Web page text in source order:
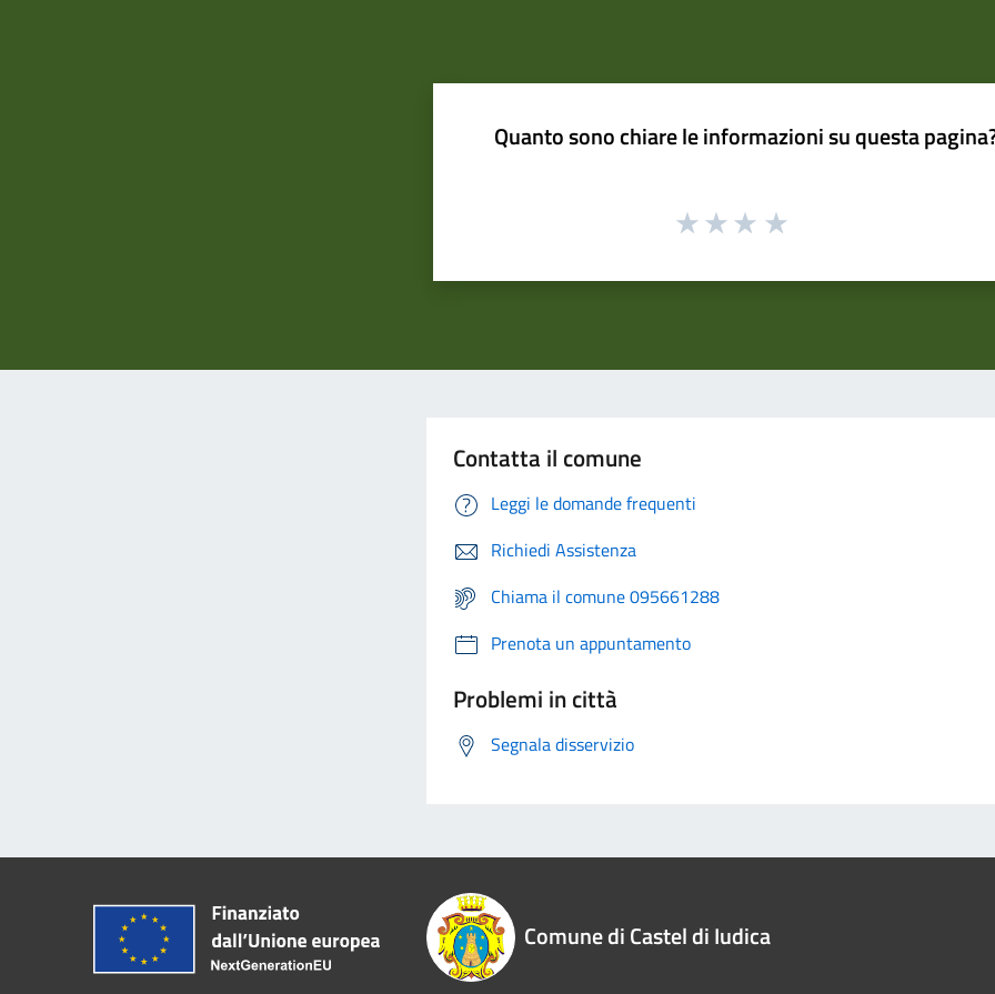
Quanto sono chiare le informazioni su questa
Contatta il comune
Leggi le domande frequenti
Richiedi Assistenza
Chiama il comune 095661288
Prenota un appuntamento
Problemi in città
Segnala disservizio
Comune di Castel di Iudica